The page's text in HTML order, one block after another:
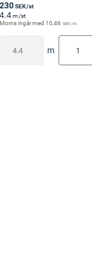
230SEK/st
4.4m /st
Moms ingår med10,46 SEK /m
m